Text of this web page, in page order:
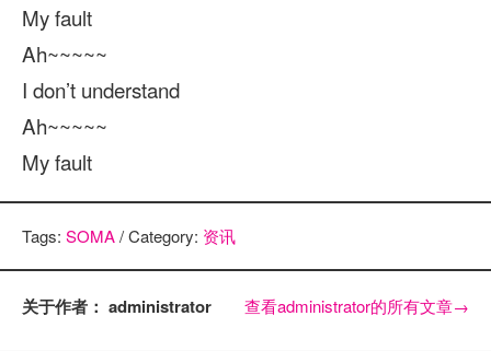
My fault
Ah~~~~~
I don’t understand
Ah~~~~~
My fault
Tags: SOMA/ Category: 资讯
关于作者： administrator 查看administrator的所有文章→